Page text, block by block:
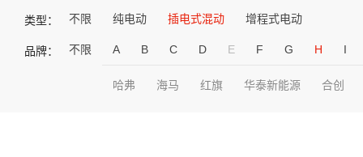
类型： 不限 纯电动 插电式混动 增程式电动
品牌： 不限 A B C D E F G H I
哈弗 海马 红旗 华泰新能源 合创